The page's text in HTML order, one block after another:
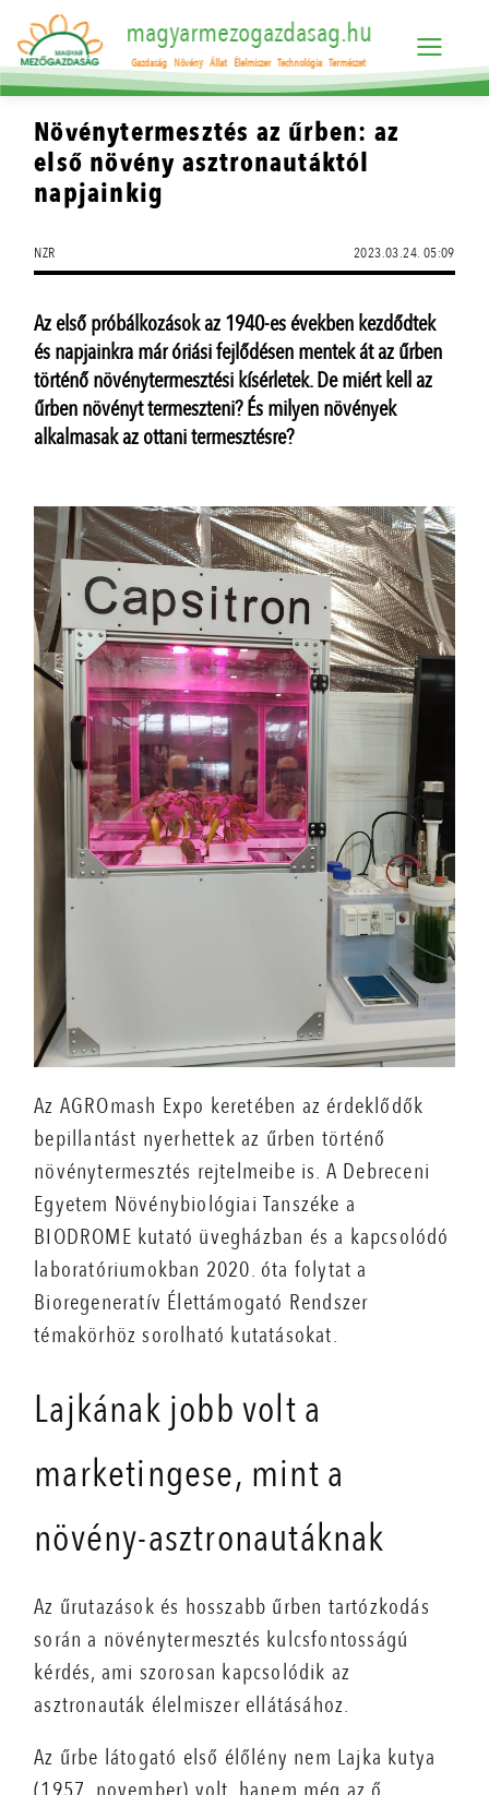
magyarmezogazdasag.hu
Gazdaság Növény Állat Élelmiszer Technológia Természet
Növénytermesztés az űrben: az
első növény asztronautáktól
napjainkig
NZR 2023.03.24. 05:09
Az első próbálkozások az 1940-es években kezdődtek
és napjainkra már óriási fejlődésen mentek át az űrben
történő növénytermesztési kísérletek. De miért kell az
űrben növényt termeszteni? És milyen növények
alkalmasak az ottani termesztésre?
Az AGROmash Expo keretében az érdeklődők
bepillantást nyerhettek az űrben történő
növénytermesztés rejtelmeibe is. A Debreceni
Egyetem Növénybiológiai Tanszéke a
BIODROME kutató üvegházban és a kapcsolódó
laboratóriumokban 2020. óta folytat a
Bioregeneratív Élettámogató Rendszer
témakörhöz sorolható kutatásokat.
Lajkának jobb volt a
marketingese, mint a
növény-asztronautáknak
Az űrutazások és hosszabb űrben tartózkodás
során a növénytermesztés kulcsfontosságú
kérdés, ami szorosan kapcsolódik az
asztronauták élelmiszer ellátásához.
Az űrbe látogató első élőlény nem Lajka kutya